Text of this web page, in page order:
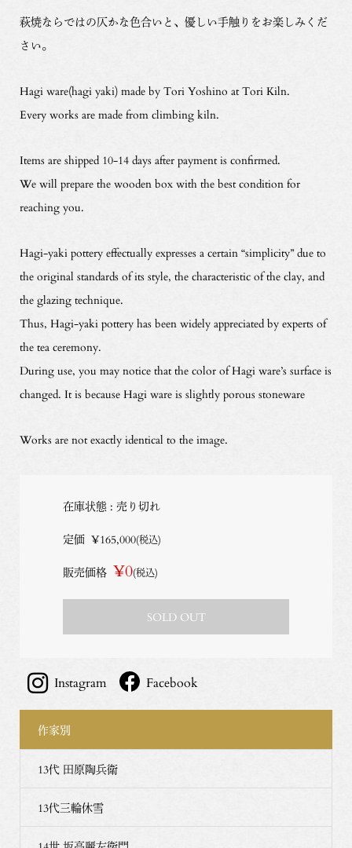
萩焼ならではの仄かな色合いと、優しい手触りをお楽しみくだ
さい。
Hagi ware(hagi yaki) made by Tori Yoshino at Tori Kiln.
Every works are made from climbing kiln.
Items are shipped 10-14 days after payment is confirmed.
We will prepare the wooden box with the best condition for
reaching you.
Hagi-yaki pottery effectually expresses a certain “simplicity” due to
the original standards of its style, the characteristic of the clay, and
the glazing technique.
Thus, Hagi-yaki pottery has been widely appreciated by experts of
the tea ceremony.
During use, you may notice that the color of Hagi ware’s surface is
changed. It is because Hagi ware is slightly porous stoneware
Works are not exactly identical to the image.
在庫状態 : 売り切れ
定価 ¥165,000(税込)
販売価格 ¥0(税込)
SOLD OUT
Instagram Facebook
作家別
13代 田原陶兵衛
13代三輪休雪